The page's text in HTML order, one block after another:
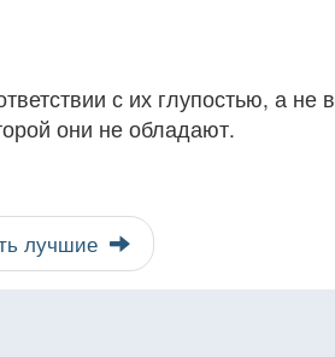
с их глупостью, а не в
они не обладают.
лучшие